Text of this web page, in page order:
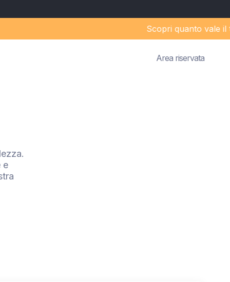
Scopri quanto vale il tuo
Area riservata
e